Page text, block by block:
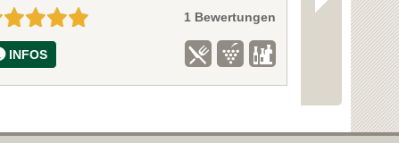
1 Bewertungen
INFOS